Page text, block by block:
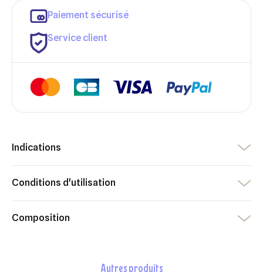
Paiement sécurisé
Service client
Indications
Conditions d'utilisation
Composition
autres produits
Ajouter à ma liste d'envies ×
Créer une liste d'envies ×
Nom de la liste d'envies
Connexion ×
Vous devez être connecté pour ajouter des produits à votre